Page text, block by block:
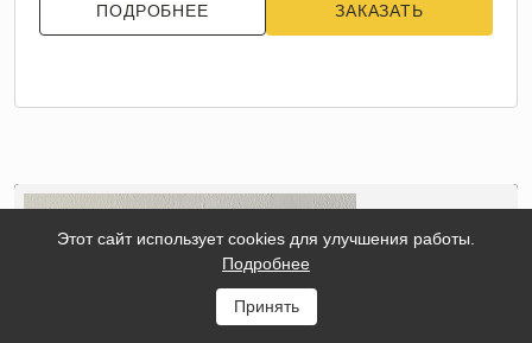
ПОДРОБНЕЕ ЗАКАЗАТЬ
Этот сайт использует cookies для улучшения работы.
Подробнее
Принять